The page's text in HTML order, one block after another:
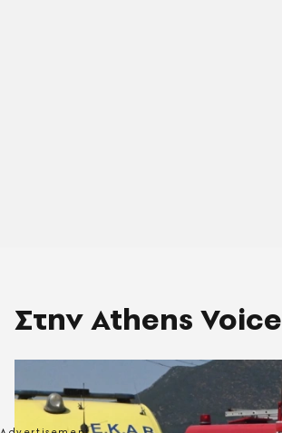
Στην Athens Voice